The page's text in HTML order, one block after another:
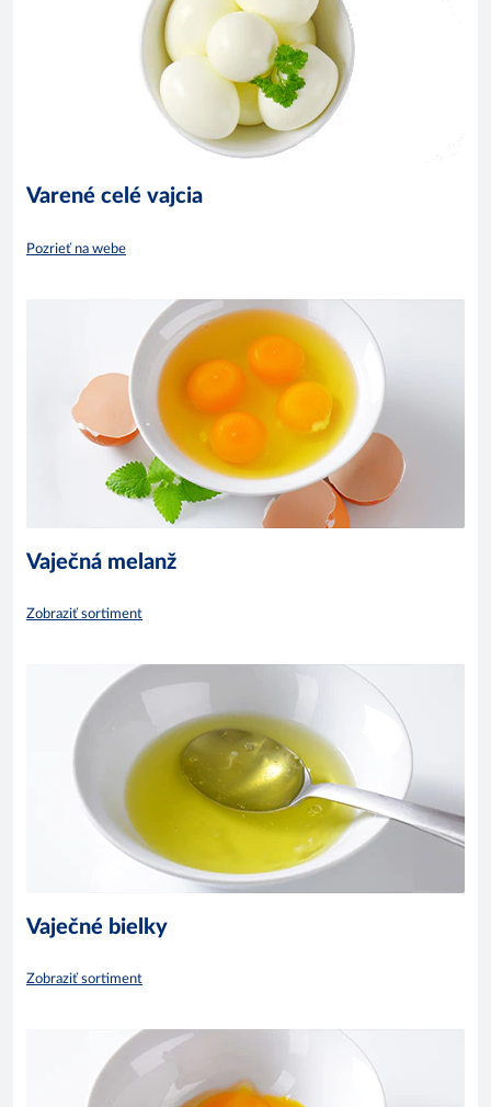
Varené celé vajcia
Pozrieť na webe
Vaječná melanž
Zobraziť sortiment
Vaječné bielky
Zobraziť sortiment